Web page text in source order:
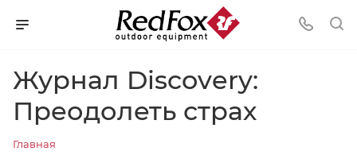
Журнал Discovery:
Преодолеть страх
Главная